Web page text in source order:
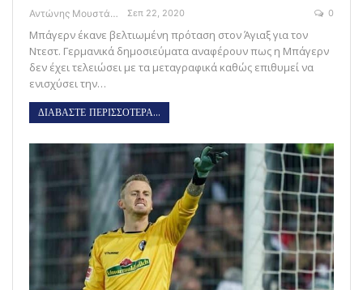
Αντώνης Μουστάκας Σεπ 22, 2020 0
Μπάγερν έκανε βελτιωμένη πρόταση στον Άγιαξ για τον
Ντεστ. Γερμανικά δημοσιεύματα αναφέρουν πως η Μπάγερν
δεν έχει τελειώσει με τα μεταγραφικά καθώς επιθυμεί να
ενισχύσει την…
ΔΙΑΒΑΣΤΕ ΠΕΡΙΣΣΟΤΕΡΑ...